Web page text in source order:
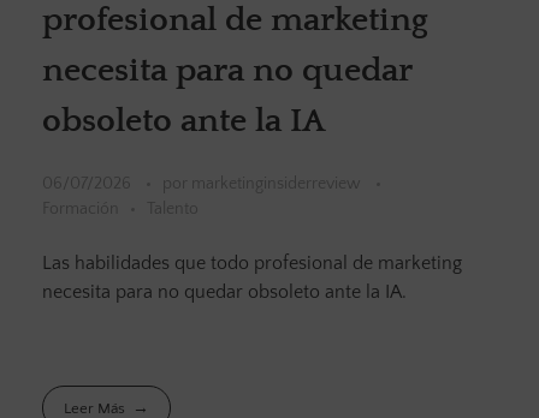
profesional de marketing
necesita para no quedar
obsoleto ante la IA
06/07/2026 por
marketinginsiderreview
Formación
Talento
Las habilidades que todo profesional de marketing
necesita para no quedar obsoleto ante la IA.
Leer Más